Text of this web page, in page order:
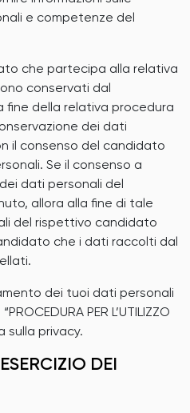
e competenze del
che partecipa alla relativa
conservati dal
fine della relativa procedura
dei dati
il consenso del candidato
Se il consenso a
dati personali del
allora alla fine di tale
del rispettivo candidato
che i dati raccolti dal
dei tuoi dati personali
PER L’UTILIZZO
sulla privacy.
DEI